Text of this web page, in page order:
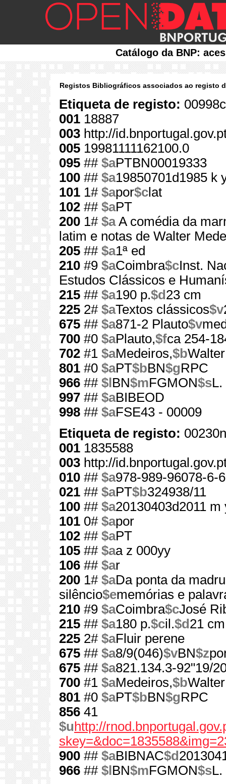
Catálogo da BNP:
Registos Bibliográficos associados ao registo
Etiqueta de registo:
001 18887
003 http://
005 19981111162100.0
095 ## $aPTBN00019333
100 ## $a19850701d1985 k
101 1# $apor$c lat
102 ## $aPT
200 1# $aA comédia da
latim e notas de Walter
205 ## $a1ª ed
210 #9 $aCoimbra$cInst.
Estudos Clássicos e
215 ## $a190 p.$d 23 cm
225 2# $aTextos clássicos$v
675 ## $a871-2 Plauto$v
700 #0 $aPlauto,$fca 254-
702 #1 $aMedeiros,$b
801 #0 $aPT$bBN$gRPC
966 ## $l BN$mFGMON$sL.
997 ## $aBIBEOD
998 ## $aFSE43 - 00009
Etiqueta de registo:
001 1835588
003 http://
010 ## $a978-989-96078-6-6
021 ## $aPT$b324938/11
100 ## $a20130403d2011
101 0# $apor
102 ## $aPT
105 ## $aa z 000yy
106 ## $ar
200 1# $aDa ponta da
silêncio$ememórias e
210 #9 $aCoimbra$cJosé
215 ## $a180 p.$cil.$d 21 cm
225 2# $aFluir perene
675 ## $a8/9(046)$vBN$z
675 ## $a821.134.3-92"19/
700 #1 $aMedeiros,$b
801 #0 $aPT$bBN$gRPC
856 41
$u http://
900 ## $aBIBNAC$d
966 ## $l BN$mFGMON$sL.